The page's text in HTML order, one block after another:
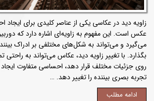
زاویه دید در عکاسی یکی از عناصر کلیدی برای ایجاد
عکس است. این مفهوم به زاویه‌ای اشاره دارد که
می‌گیرد و می‌تواند به شکل‌های مختلفی بر ادراک
بگذارد. با تغییر زاویه دید، عکاس می‌تواند به راحتی
روی جزئیات مختلف قرار دهد، احساسی متفاوت
تجربه بصری بیننده را تغییر دهد. …
ادامه مطلب